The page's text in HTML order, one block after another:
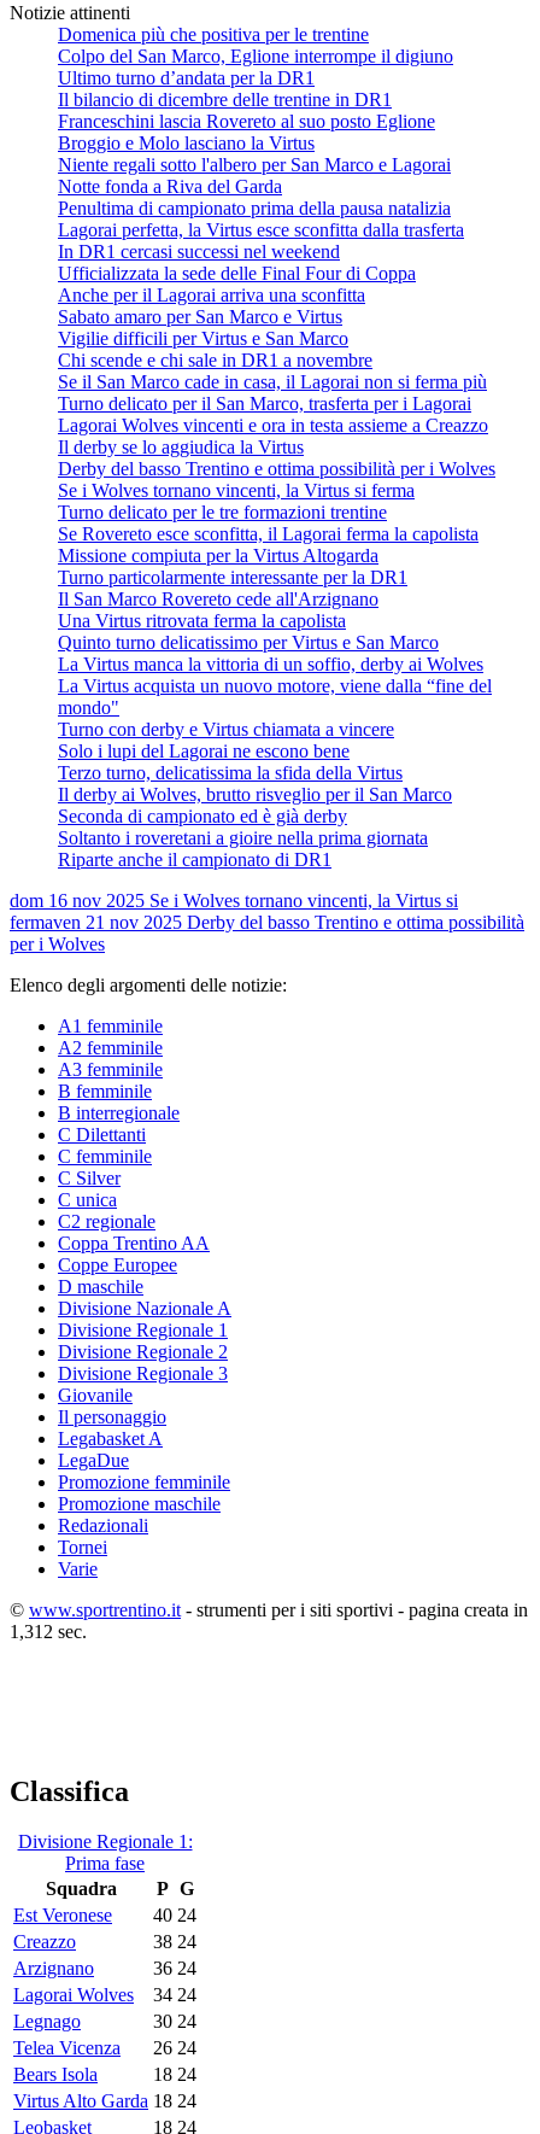
Notizie attinenti
Domenica più che positiva per le trentine
Colpo del San Marco, Eglione interrompe il digiuno
Ultimo turno d’andata per la DR1
Il bilancio di dicembre delle trentine in DR1
Franceschini lascia Rovereto al suo posto Eglione
Broggio e Molo lasciano la Virtus
Niente regali sotto l'albero per San Marco e Lagorai
Notte fonda a Riva del Garda
Penultima di campionato prima della pausa natalizia
Lagorai perfetta, la Virtus esce sconfitta dalla trasferta
In DR1 cercasi successi nel weekend
Ufficializzata la sede delle Final Four di Coppa
Anche per il Lagorai arriva una sconfitta
Sabato amaro per San Marco e Virtus
Vigilie difficili per Virtus e San Marco
Chi scende e chi sale in DR1 a novembre
Se il San Marco cade in casa, il Lagorai non si ferma più
Turno delicato per il San Marco, trasferta per i Lagorai
Lagorai Wolves vincenti e ora in testa assieme a Creazzo
Il derby se lo aggiudica la Virtus
Derby del basso Trentino e ottima possibilità per i Wolves
Se i Wolves tornano vincenti, la Virtus si ferma
Turno delicato per le tre formazioni trentine
Se Rovereto esce sconfitta, il Lagorai ferma la capolista
Missione compiuta per la Virtus Altogarda
Turno particolarmente interessante per la DR1
Il San Marco Rovereto cede all'Arzignano
Una Virtus ritrovata ferma la capolista
Quinto turno delicatissimo per Virtus e San Marco
La Virtus manca la vittoria di un soffio, derby ai Wolves
La Virtus acquista un nuovo motore, viene dalla “fine del
mondo"
Turno con derby e Virtus chiamata a vincere
Solo i lupi del Lagorai ne escono bene
Terzo turno, delicatissima la sfida della Virtus
Il derby ai Wolves, brutto risveglio per il San Marco
Seconda di campionato ed è già derby
Soltanto i roveretani a gioire nella prima giornata
Riparte anche il campionato di DR1
dom 16 nov 2025 Se i Wolves tornano vincenti, la Virtus si
fermaven 21 nov 2025 Derby del basso Trentino e ottima possibilità
per i Wolves
Elenco degli argomenti delle notizie:
A1 femminile
A2 femminile
A3 femminile
B femminile
B interregionale
C Dilettanti
C femminile
C Silver
C unica
C2 regionale
Coppa Trentino AA
Coppe Europee
D maschile
Divisione Nazionale A
Divisione Regionale 1
Divisione Regionale 2
Divisione Regionale 3
Giovanile
Il personaggio
Legabasket A
LegaDue
Promozione femminile
Promozione maschile
Redazionali
Tornei
Varie
© www.sportrentino.it - strumenti per i siti sportivi - pagina creata in
1,312 sec.
Classifica
Divisione Regionale 1:
Prima fase
Squadra
P G
Est Veronese
40 24
Creazzo
38 24
Arzignano
36 24
Lagorai Wolves
34 24
Legnago
30 24
Telea Vicenza
26 24
Bears Isola
18 24
Virtus Alto Garda 18 24
Leobasket
18 24